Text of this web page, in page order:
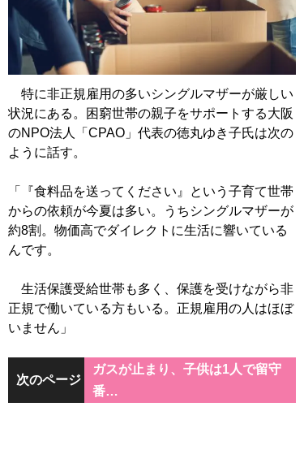
特に非正規雇用の多いシングルマザーが厳しい
状況にある。困窮世帯の親子をサポートする大阪
のNPO法人「CPAO」代表の徳丸ゆき子氏は次の
ように話す。
「『食料品を送ってください』という子育て世帯
からの依頼が今夏は多い。うちシングルマザーが
約8割。物価高でダイレクトに生活に響いている
んです。
生活保護受給世帯も多く、保護を受けながら非
正規で働いている方もいる。正規雇用の人はほぼ
いません」
次のページ
ガスが止まり、子供は1人で留守
番…